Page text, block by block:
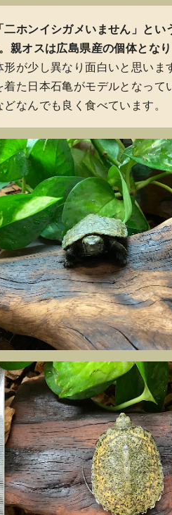
ホンイシガメいません」と
オスは広島県産の個体となり
が少し異なり面白いと思い
た日本石亀がモデルとなっ
なんでも良く食べています。